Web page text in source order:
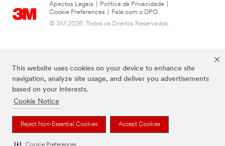
This website uses cookies on your device to enhance site
navigation, analyze site usage, and deliver you advertisements
based on your interests.
Cookie Notice
Reject Non-Essential Cookies Accept Cookies
Cookie Preferences
Apectos Legais Política de Privacidade
Cookie Preferences
Fale com o DPO
© 3M 2026. Todos os Direitos Reservados.
FUTURO is a trademark of 3M.